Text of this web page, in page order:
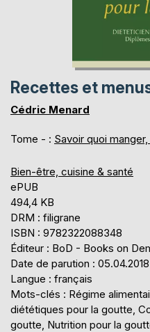
Recettes et
Cédric Menard
Tome - : Savoir quoi
Bien-être, cuisine & santé
ePUB
494,4 KB
DRM : filigrane
ISBN : 9782322088348
Éditeur : BoD - Books on
Date de parution : 05.04.2018
Langue : français
Mots-clés : Régime
diététiques pour la goutte,
goutte, Nutrition pour la